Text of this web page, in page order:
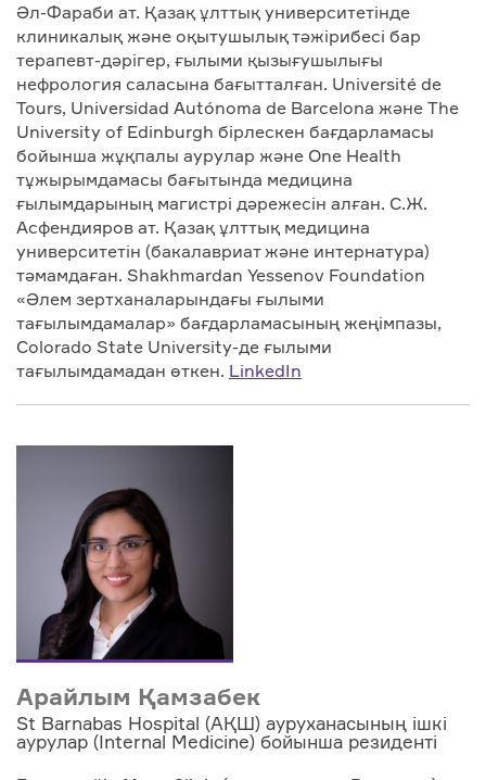
Әл-Фараби ат. Қазақ ұлттық университетінде
клиникалық және оқытушылық тәжірибесі бар
терапевт-дәрігер, ғылыми қызығушылығы
нефрология саласына бағытталған. Université de
Tours, Universidad Autónoma de Barcelona және The
University of Edinburgh бірлескен бағдарламасы
бойынша жұқпалы аурулар және One Health
тұжырымдамасы бағытында медицина
ғылымдарының магистрі дәрежесін алған. С.Ж.
Асфендияров ат. Қазақ ұлттық медицина
университетін (бакалавриат және интернатура)
тәмамдаған. Shakhmardan Yessenov Foundation
«Әлем зертханаларындағы ғылыми
тағылымдамалар» бағдарламасының жеңімпазы,
Colorado State University-де ғылыми
тағылымдамадан өткен. LinkedIn
Арайлым Қамзабек
St Barnabas Hospital (АҚШ) ауруханасының ішкі
аурулар (Internal Medicine) бойынша резиденті